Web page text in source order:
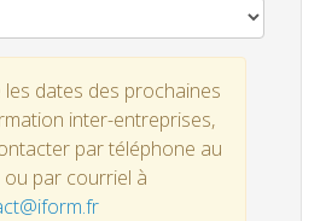
dates des prochaines
inter-entreprises,
par téléphone au
par courriel à